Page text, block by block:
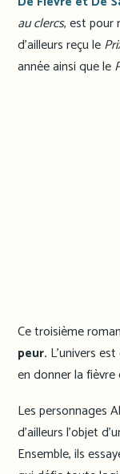
au clercs, est pour
d’ailleurs reçu le
année ainsi que le
Ce troisième
peur. L’univers
en donner la
Les personnages
d’ailleurs l’objet
Ensemble, ils